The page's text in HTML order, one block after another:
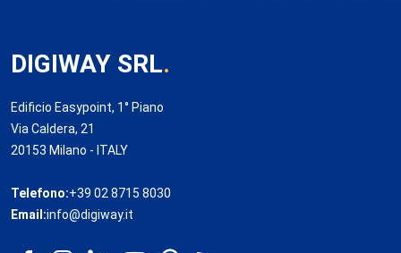
DIGIWAY SRL.
Edificio Easypoint, 1° Piano
Via Caldera, 21
20153 Milano - ITALY
Telefono:+39 02 8715 8030
Email:info@digiway.it